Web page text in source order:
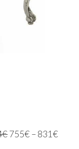
€755€–831€